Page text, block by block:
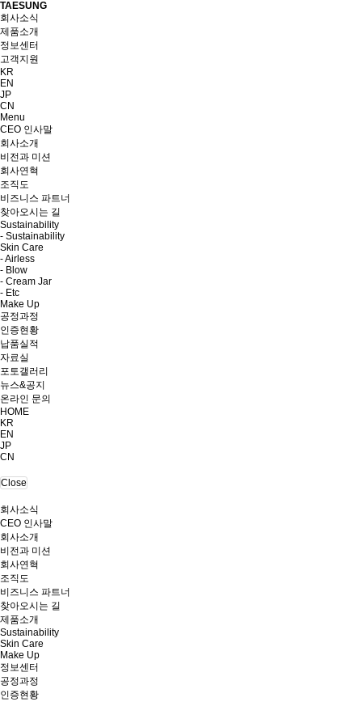
TAESUNG
회사소식
제품소개
정보센터
고객지원
KR
EN
JP
CN
Menu
CEO 인사말
회사소개
비전과 미션
회사연혁
조직도
비즈니스 파트너
찾아오시는 길
Sustainability
- Sustainability
Skin Care
- Airless
- Blow
- Cream Jar
- Etc
Make Up
공정과정
인증현황
납품실적
자료실
포토갤러리
뉴스&공지
온라인 문의
HOME
KR
EN
JP
CN
Close
회사소식
CEO 인사말
회사소개
비전과 미션
회사연혁
조직도
비즈니스 파트너
찾아오시는 길
제품소개
Sustainability
Skin Care
Make Up
정보센터
공정과정
인증현황